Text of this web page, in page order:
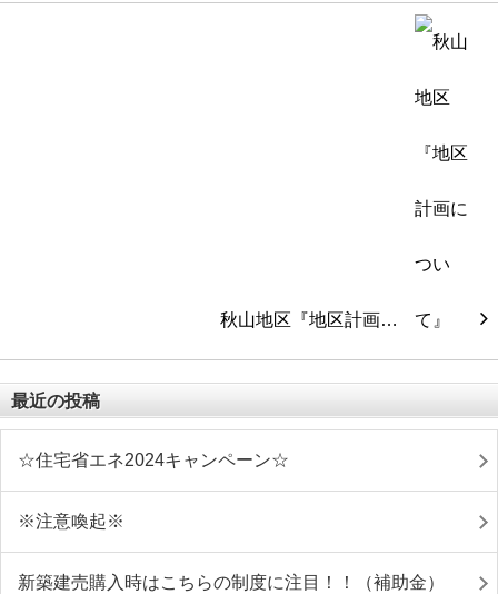
秋山地区『地区計画…
最近の投稿
☆住宅省エネ2024キャンペーン☆
※注意喚起※
新築建売購入時はこちらの制度に注目！！（補助金）